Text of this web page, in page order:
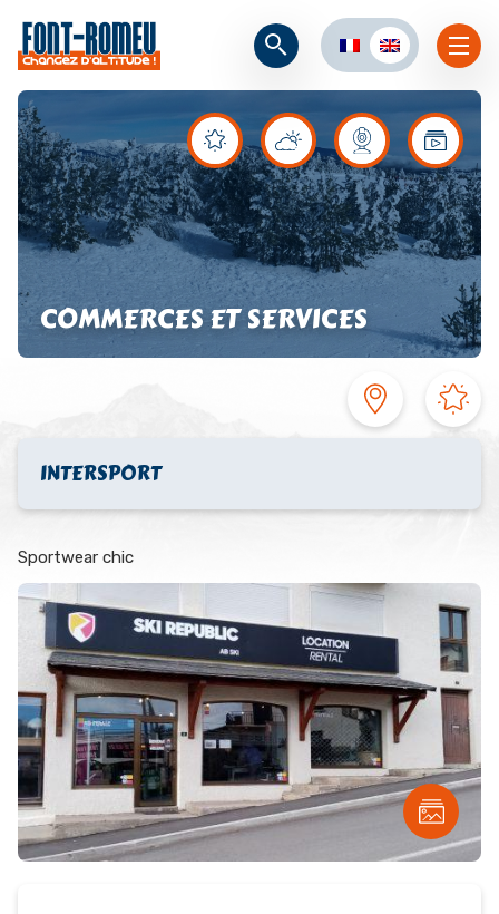
COMMERCES ET SERVICES
INTERSPORT
Sportwear chic